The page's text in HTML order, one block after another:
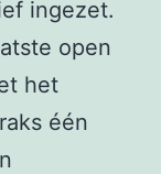
ingezet.
open
het
één